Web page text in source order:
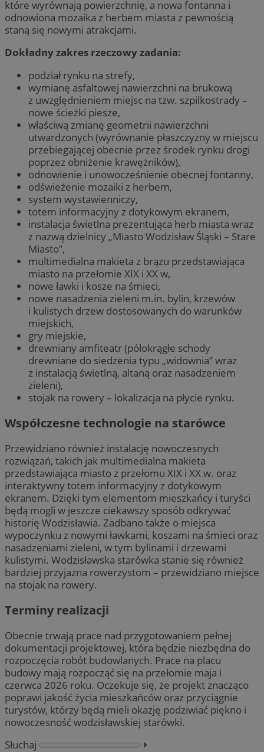
które wyrównają powierzchnię, a nowa fontanna i
odnowiona mozaika z herbem miasta z pewnością
staną się nowymi atrakcjami.
Dokładny zakres rzeczowy zadania:
podział rynku na strefy,
wymianę asfaltowej nawierzchni na brukową
z uwzględnieniem miejsc na tzw. szpilkostrady –
nowe ścieżki piesze,
właściwą zmianę geometrii nawierzchni
utwardzonych (wyrównanie płaszczyzny w miejscu
przebiegającej obecnie przez środek rynku drogi
poprzez obniżenie krawężników),
odnowienie i unowocześnienie obecnej fontanny,
odświeżenie mozaiki z herbem,
system wystawienniczy,
totem informacyjny z dotykowym ekranem,
instalacja świetlna prezentująca herb miasta wraz
z nazwą dzielnicy „Miasto Wodzisław Śląski – Stare
Miasto”,
multimedialna makieta z brązu przedstawiająca
miasto na przełomie XIX i XX w,
nowe ławki i kosze na śmieci,
nowe nasadzenia zieleni m.in. bylin, krzewów
i kulistych drzew dostosowanych do warunków
miejskich,
gry miejskie,
drewniany amfiteatr (półokrągłe schody
drewniane do siedzenia typu „widownia” wraz
z instalacją świetlną, altaną oraz nasadzeniem
zieleni),
stojak na rowery – lokalizacja na płycie rynku.
Współczesne technologie na starówce
Przewidziano również instalację nowoczesnych
rozwiązań, takich jak multimedialna makieta
przedstawiająca miasto z przełomu XIX i XX w. oraz
interaktywny totem informacyjny z dotykowym
ekranem. Dzięki tym elementom mieszkańcy i turyści
będą mogli w jeszcze ciekawszy sposób odkrywać
historię Wodzisławia. Zadbano także o miejsca
wypoczynku z nowymi ławkami, koszami na śmieci oraz
nasadzeniami zieleni, w tym bylinami i drzewami
kulistymi. Wodzisławska starówka stanie się również
bardziej przyjazna rowerzystom – przewidziano miejsce
na stojak na rowery.
Terminy realizacji
Obecnie trwają prace nad przygotowaniem pełnej
dokumentacji projektowej, która będzie niezbędna do
rozpoczęcia robót budowlanych. Prace na placu
budowy mają rozpocząć się na przełomie maja i
czerwca 2026 roku. Oczekuje się, że projekt znacząco
poprawi jakość życia mieszkańców oraz przyciągnie
turystów, którzy będą mieli okazję podziwiać piękno i
nowoczesność wodzisławskiej starówki.
Słuchaj
⏵︎